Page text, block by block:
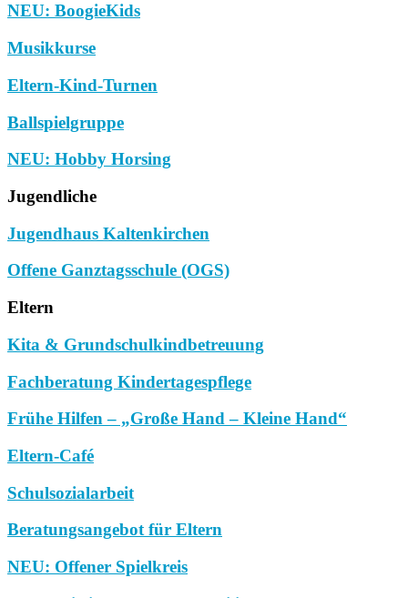
NEU: BoogieKids
Musikkurse
Eltern-Kind-Turnen
Ballspielgruppe
NEU: Hobby Horsing
Jugendliche
Jugendhaus Kaltenkirchen
Offene Ganztagsschule (OGS)
Eltern
Kita & Grundschulkindbetreuung
Fachberatung Kindertagespflege
Frühe Hilfen – „Große Hand – Kleine Hand“
Eltern-Café
Schulsozialarbeit
Beratungsangebot für Eltern
NEU: Offener Spielkreis